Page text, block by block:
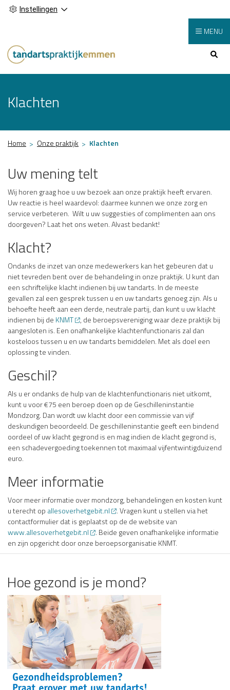
Instellingen
Hoofdmenu
MENU
Klachten
Home Onze praktijk Klachten
Uw mening telt
Wij horen graag hoe u uw bezoek aan onze praktijk heeft ervaren.
Uw reactie is heel waardevol: daarmee kunnen we onze zorg en
service verbeteren. Wilt u uw suggesties of complimenten aan ons
doorgeven? Laat het ons weten. Alvast bedankt!
Klacht?
Ondanks de inzet van onze medewerkers kan het gebeuren dat u
niet tevreden bent over de behandeling in onze praktijk. U kunt dan
een schriftelijke klacht indienen bij uw tandarts. In de meeste
gevallen zal een gesprek tussen u en uw tandarts genoeg zijn. Als u
behoefte heeft aan een derde, neutrale partij, dan kunt u uw klacht
indienen bij de KNMT
, de beroepsvereniging waar deze praktijk bij
aangesloten is. Een onafhankelijke klachtenfunctionaris zal dan
kosteloos tussen u en uw tandarts bemiddelen. Met als doel een
oplossing te vinden.
Geschil?
Als u er ondanks de hulp van de klachtenfunctionaris niet uitkomt,
kunt u voor €75 een beroep doen op de Geschilleninstantie
Mondzorg. Dan wordt uw klacht door een commissie van vijf
deskundigen beoordeeld. De geschilleninstantie geeft een bindend
oordeel of uw klacht gegrond is en mag indien de klacht gegrond is,
een schadevergoeding toekennen tot maximaal vijfentwintigduizend
euro.
Meer informatie
Voor meer informatie over mondzorg, behandelingen en kosten kunt
u terecht op allesoverhetgebit.nl
. Vragen kunt u stellen via het
contactformulier dat is geplaatst op de de website van
www.allesoverhetgebit.nl
. Beide geven onafhankelijke informatie
en zijn opgericht door onze beroepsorganisatie KNMT.
Hoe gezond is je mond?